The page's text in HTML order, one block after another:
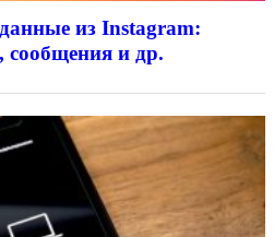
из Instagram:
сообщения и др.